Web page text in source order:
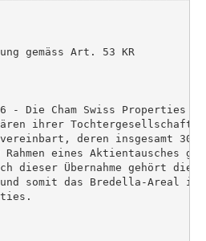
gemäss Art. 53 KR
- Die Cham Swiss Properties
ihrer Tochtergesellschaft
deren insgesamt
Rahmen eines Aktientausches
dieser Übernahme gehört die
somit das Bredella-Areal in